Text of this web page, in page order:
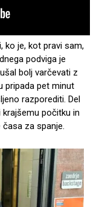
ko je, kot pravi sam,
podviga je
bolj varčevati z
pripada pet minut
razporediti. Del
počitku in
za spanje.